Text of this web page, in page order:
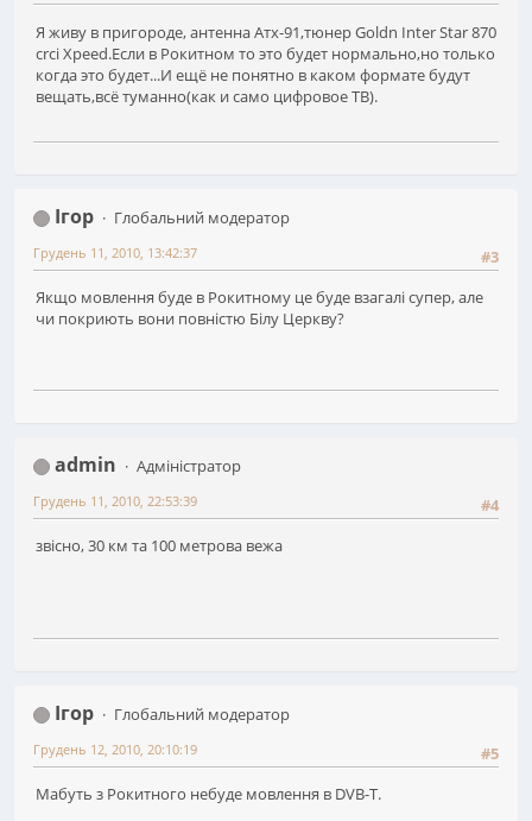
Я живу в пригороде, антенна Атх-91,тюнер Goldn Inter Star 870
crci Xpeed.Если в Рокитном то это будет нормально,но только
когда это будет...И ещё не понятно в каком формате будут
вещать,всё туманно(как и само цифровое ТВ).
Ігор
Глобальний модератор
#3
Грудень 11, 2010, 13:42:37
Якщо мовлення буде в Рокитному це буде взагалі супер, але
чи покриють вони повністю Білу Церкву?
admin
Адміністратор
#4
Грудень 11, 2010, 22:53:39
звісно, 30 км та 100 метрова вежа
Ігор
Глобальний модератор
#5
Грудень 12, 2010, 20:10:19
Мабуть з Рокитного небуде мовлення в DVВ-Т.